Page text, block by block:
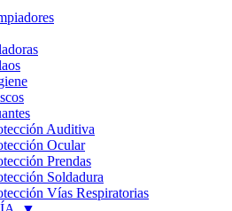
Auditiva
Ocular
Prendas
Soldadura
Vías Respiratorias